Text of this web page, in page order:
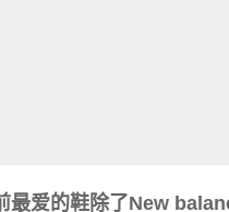
最爱的鞋除了New